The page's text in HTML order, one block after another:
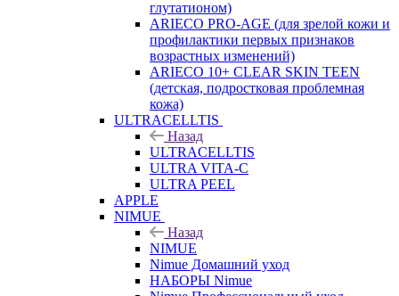
глутатионом)
ARIECO PRO-AGE (для зрелой кожи и
профилактики первых признаков
возрастных изменений)
ARIECO 10+ CLEAR SKIN TEEN
(детская, подростковая проблемная
кожа)
ULTRACELLTIS
Назад
ULTRACELLTIS
ULTRA VITA-C
ULTRA PEEL
APPLE
NIMUE
Назад
NIMUE
Nimue Домашний уход
НАБОРЫ Nimue